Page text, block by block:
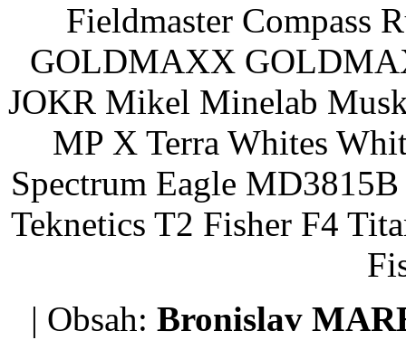
Fieldmaster Compass
GOLDMAXX
JOKR Mikel Minelab
MP X Terra Whites
Spectrum Eagle
Teknetics T2 Fisher F4
| Obsah: Bronislav